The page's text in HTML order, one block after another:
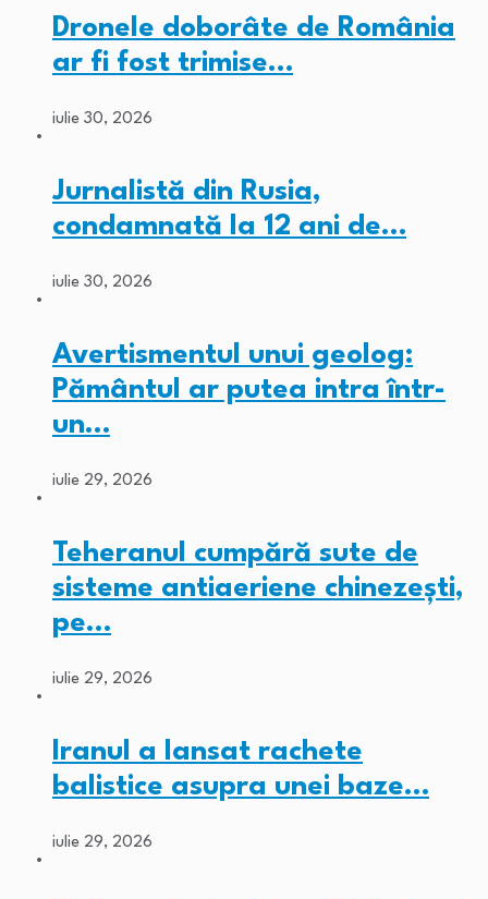
Dronele doborâte de România
ar fi fost trimise…
iulie 30, 2026
Jurnalistă din Rusia,
condamnată la 12 ani de…
iulie 30, 2026
Avertismentul unui geolog:
Pământul ar putea intra într-
un…
iulie 29, 2026
Teheranul cumpără sute de
sisteme antiaeriene chinezești,
pe…
iulie 29, 2026
Iranul a lansat rachete
balistice asupra unei baze…
iulie 29, 2026